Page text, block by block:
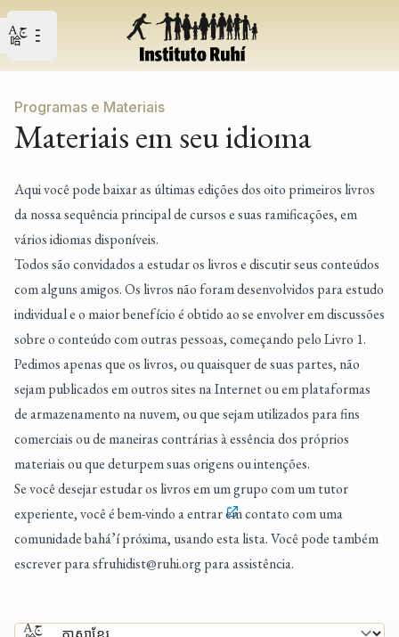
Abrir o menu principal
Open user menu
Programas e Materiais
Materiais em seu idioma
Aqui você pode baixar as últimas edições dos oito primeiros livros
da nossa sequência principal de cursos e suas ramificações, em
vários idiomas disponíveis.
Todos são convidados a estudar os livros e discutir seus conteúdos
com alguns amigos. Os livros não foram desenvolvidos para estudo
individual e o maior benefício é obtido ao se envolver em discussões
sobre o conteúdo com outras pessoas, começando pelo Livro 1.
Pedimos apenas que os livros, ou quaisquer de suas partes, não
sejam publicados em outros sites na Internet ou em plataformas
de armazenamento na nuvem, ou que sejam utilizados para fins
comerciais ou de maneiras contrárias à essência dos próprios
materiais ou que deturpem suas origens ou intenções.
Se você desejar estudar os livros em um grupo com um tutor
experiente, você é bem-vindo a entrarem contato com uma
comunidade bahá’í próxima, usando esta lista. Você pode também
escrever parasfruhidist@ruhi.orgpara assistência.